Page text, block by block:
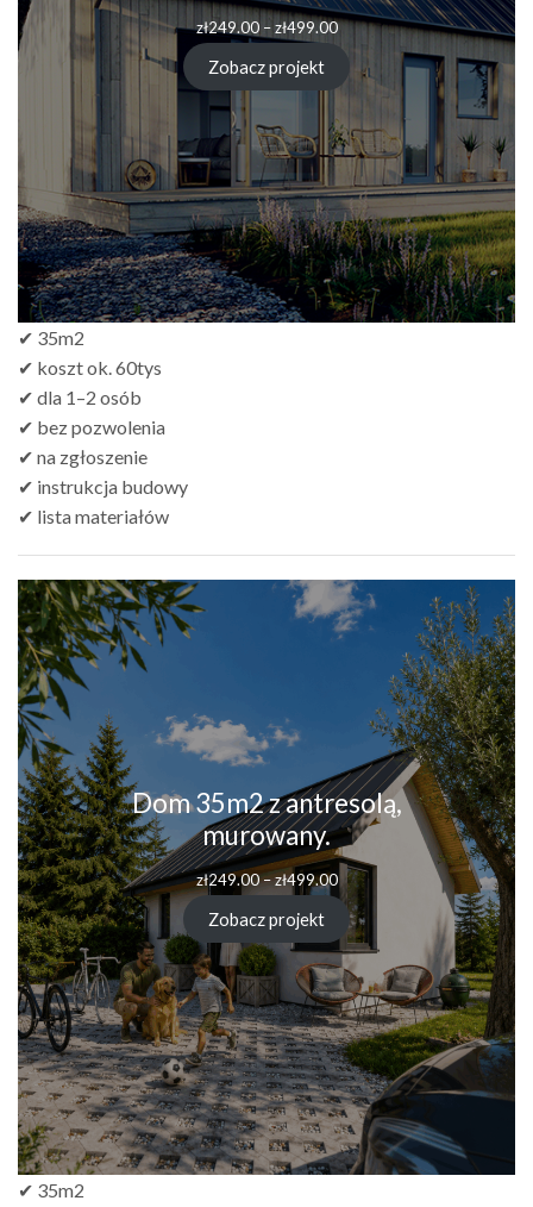
zł249.00 – zł499.00
Zobacz projekt
✔ 35m2
✔ koszt ok. 60tys
✔ dla 1–2 osób
✔ bez pozwolenia
✔ na zgłoszenie
✔ instrukcja budowy
✔ lista materiałów
Dom 35m2 z antresolą,
murowany.
zł249.00–zł499.00
Zobacz projekt
✔ 35m2